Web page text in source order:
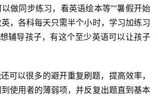
做同步练习，看英语绘本等”“暑假开始
，各科每天只需半个小时，学习加练习
辅导孩子，有这个至少英语可以让孩子
可以很多的避开重复刷题，提高效率，
使用者的薄弱项，并反复出题直到基本